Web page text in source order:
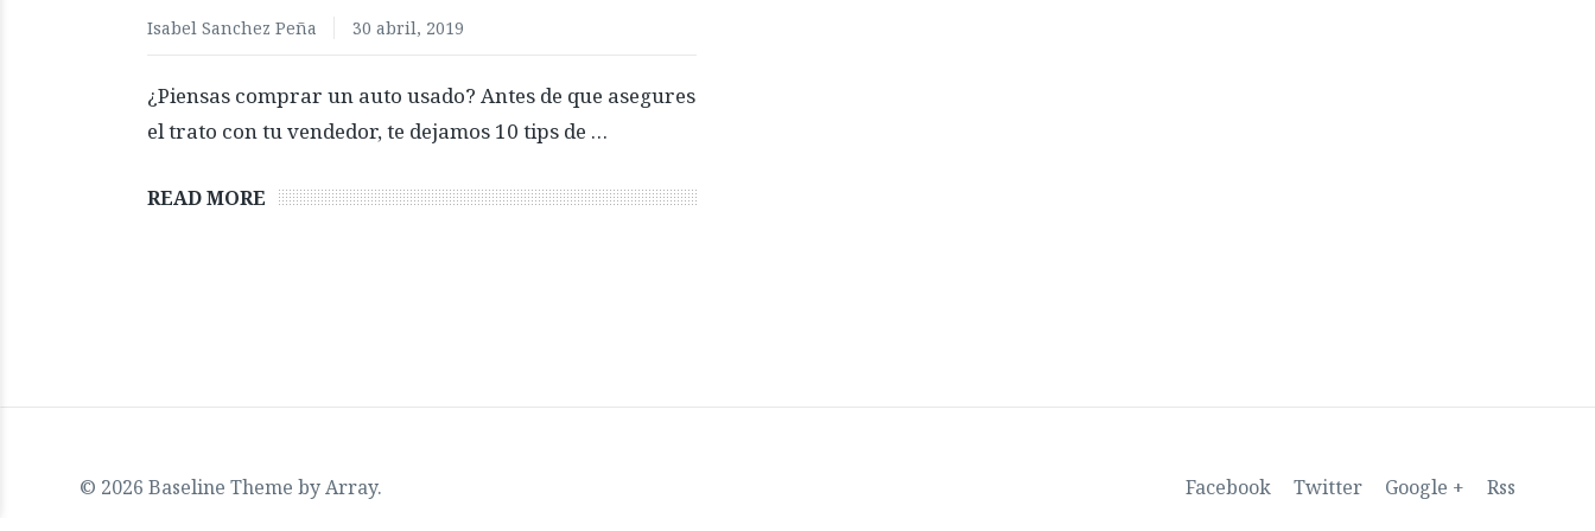
Isabel Sanchez Peña 30 abril, 2019
¿Piensas comprar un auto usado? Antes de que asegures
el trato con tu vendedor, te dejamos 10 tips de …
READ MORE
Facebook Twitter Google + Rss
© 2026 Baseline Theme byArray.